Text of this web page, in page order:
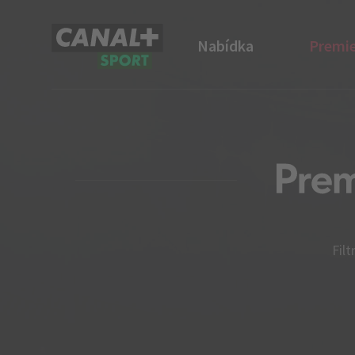
CANAL+ Sport Nabídka